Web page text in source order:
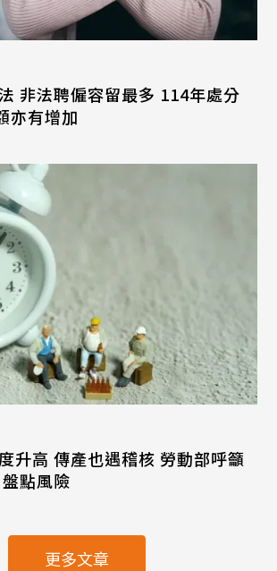
非法聘僱容留最多 114年處分
亦有增加
升高 傳產也遇稽核 勞動部呼籲
點風險
更多文章